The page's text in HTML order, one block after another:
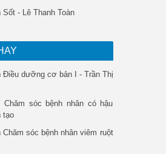
Sốt - Lê Thanh Toàn
Điều dưỡng cơ bản I - Trần Thị
Chăm sóc bệnh nhân có hậu
tạo
Chăm sóc bệnh nhân viêm ruột